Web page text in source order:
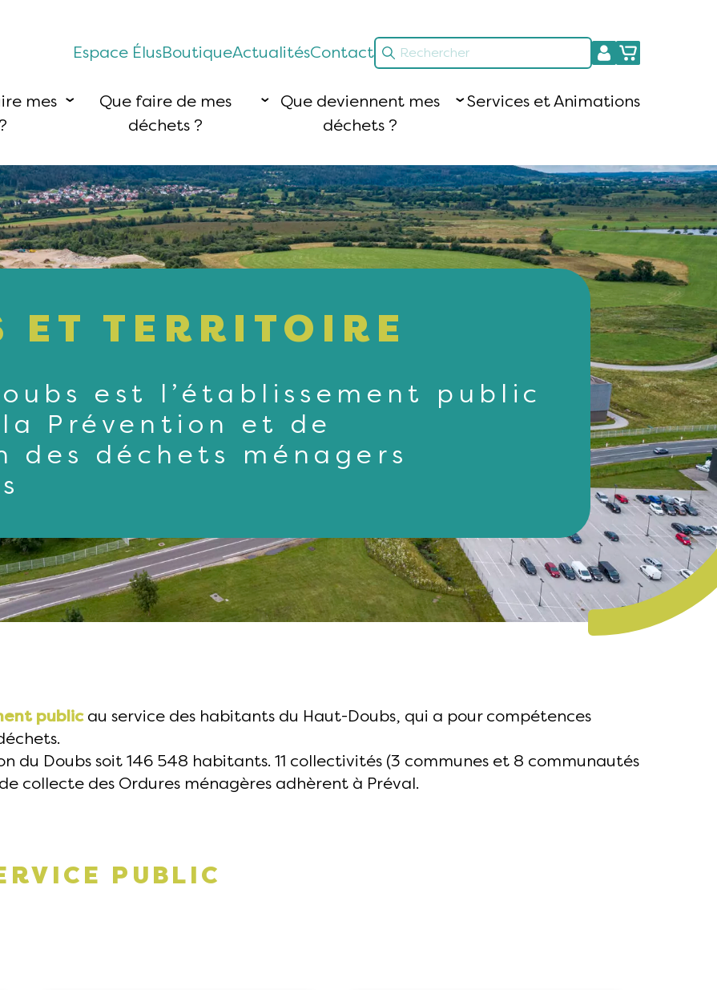
Espace ÉlusBoutiqueActualitésContact
mes
Que faire de mes
déchets ?
Que deviennent mes
déchets ?
Services et Animations
ET TERRITOIRE
est l’établissement public
Prévention et de
des déchets ménagers
publicau service des habitants du Haut-Doubs, qui a pour compétences
du Doubs soit 146 548 habitants. 11 collectivités (3 communes et 8 communautés
collecte des Ordures ménagères adhèrent à Préval.
PUBLIC